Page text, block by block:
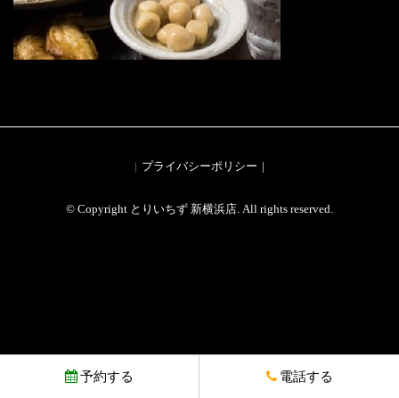
プライバシーポリシー
© Copyright とりいちず 新横浜店. All rights reserved.
予約する 電話する